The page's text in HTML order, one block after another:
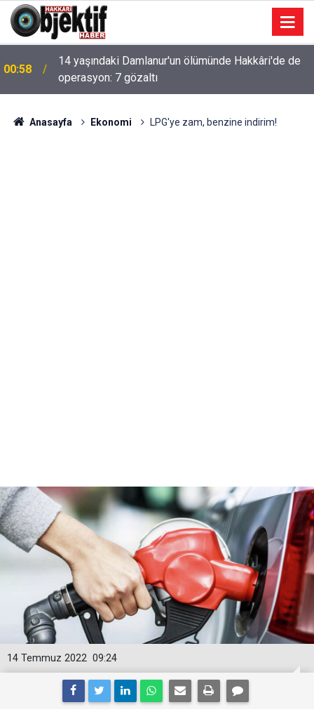
00:58
14 yaşındaki Damlanur'un ölümünde Hakkâri'de de
operasyon: 7 gözaltı
Anasayfa Ekonomi LPG'ye zam, benzine indirim!
09:24
14 Temmuz 2022